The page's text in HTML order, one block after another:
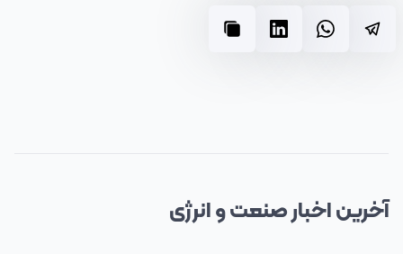
آخریناخبارصنعت و انرژی